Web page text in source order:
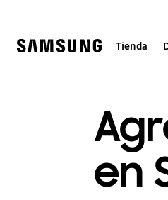
Tienda
en